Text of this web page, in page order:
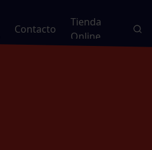
Contacto
Tienda
Online